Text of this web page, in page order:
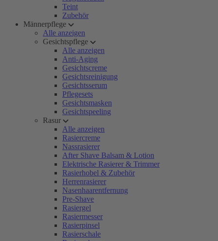
Teint
Zubehör
Männerpflege
Alle anzeigen
Gesichtspflege
Alle anzeigen
Anti-Aging
Gesichtscreme
Gesichtsreinigung
Gesichtsserum
Pflegesets
Gesichtsmasken
Gesichtspeeling
Rasur
Alle anzeigen
Rasiercreme
Nassrasierer
After Shave Balsam & Lotion
Elektrische Rasierer & Trimmer
Rasierhobel & Zubehör
Herrenrasierer
Nasenhaarentfernung
Pre-Shave
Rasiergel
Rasiermesser
Rasierpinsel
Rasierschale